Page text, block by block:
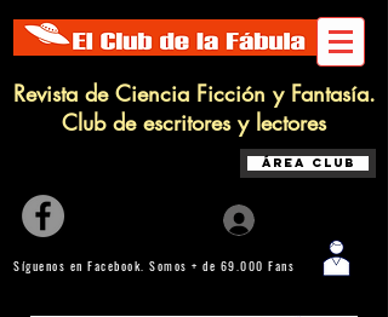
Revista de Ciencia Ficción y Fantasía.
Club de escritores y lectores
Área Club
Síguenos en Facebook. Somos + de 69.000 Fans